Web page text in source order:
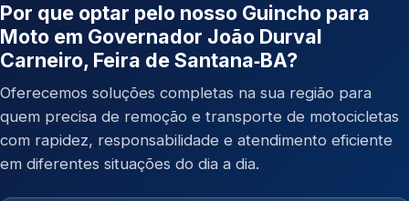
Por que optar pelo nosso Guincho para
Moto em Governador João Durval
Carneiro, Feira de Santana‑BA?
Oferecemos soluções completas na sua região para
quem precisa de remoção e transporte de motocicletas
com rapidez, responsabilidade e atendimento eficiente
em diferentes situações do dia a dia.